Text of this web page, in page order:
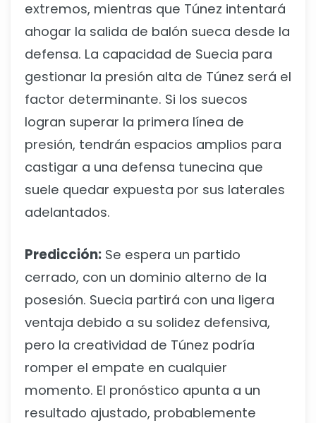
extremos, mientras que Túnez intentará
ahogar la salida de balón sueca desde la
defensa. La capacidad de Suecia para
gestionar la presión alta de Túnez será el
factor determinante. Si los suecos
logran superar la primera línea de
presión, tendrán espacios amplios para
castigar a una defensa tunecina que
suele quedar expuesta por sus laterales
adelantados.
Predicción: Se espera un partido
cerrado, con un dominio alterno de la
posesión. Suecia partirá con una ligera
ventaja debido a su solidez defensiva,
pero la creatividad de Túnez podría
romper el empate en cualquier
momento. El pronóstico apunta a un
resultado ajustado, probablemente